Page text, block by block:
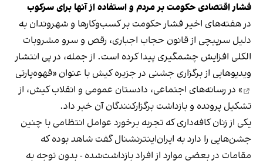
فشار اقتصادی حکومت بر مردم و استفاده از آنها برای سرکوب
در هفته‌های اخیر فشار حکومت بر کسب‌وکارها و شهروندان به
دلیل سرپیچی از قانون حجاب اجباری، رقص و سرو مشروبات
الکلی افزایش چشمگیری پیدا کرده است. از جمله، در پی انتشار
ویدیوهایی از برگزاری جشنی در جزیره کیش با عنوان «قهوه‌پارتی
» در رسانه‌های اجتماعی، دادستان عمومی و انقلاب کیش، از
تشکیل پرونده و بازداشت برگزارکنندگان آن خبر داد.
یکی از زنان کافه‌داری که تجربه برخورد عوامل انتظامی با چنین
جشن‌هایی را دارد به ایران‌اینترنشنال گفت شاهد بوده که
مقامات در بعضی موارد از افراد بازداشت‌‌شده - بدون توجه به